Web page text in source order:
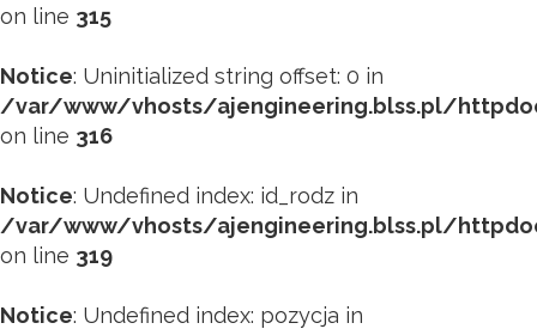
on line 315
Notice: Uninitialized string offset: 0 in
/var/www/vhosts/ajengineering.blss.pl/
on line 316
Notice: Undefined index: id_rodz in
/var/www/vhosts/ajengineering.blss.pl/
on line 319
Notice: Undefined index: pozycja in